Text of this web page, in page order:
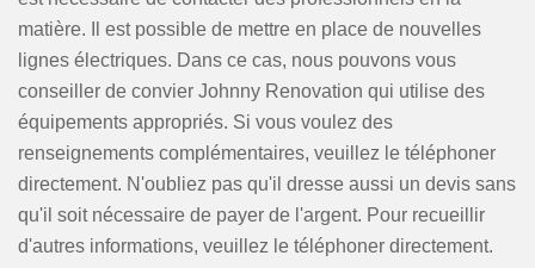
matière. Il est possible de mettre en place de nouvelles
lignes électriques. Dans ce cas, nous pouvons vous
conseiller de convier Johnny Renovation qui utilise des
équipements appropriés. Si vous voulez des
renseignements complémentaires, veuillez le téléphoner
directement. N'oubliez pas qu'il dresse aussi un devis sans
qu'il soit nécessaire de payer de l'argent. Pour recueillir
d'autres informations, veuillez le téléphoner directement.